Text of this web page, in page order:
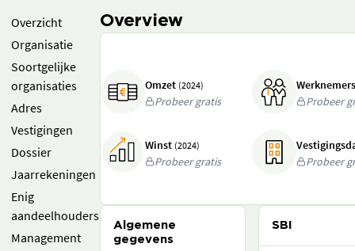
Overzicht
Organisatie
Soortgelijke
organisaties
Adres
Vestigingen
Dossier
Jaarrekeningen
Enig
aandeelhouders
Management
Overview
Omzet (2024)
Probeer gratis
Probeer
Winst (2024)
Probeer gratis
Probeer
Algemene
gegevens
SBI